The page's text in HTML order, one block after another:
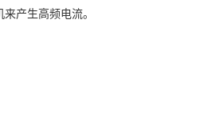
产生高频电流。